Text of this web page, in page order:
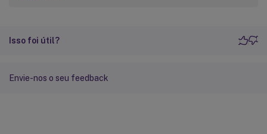
Isso foi útil?
Envie-nos o seu feedback